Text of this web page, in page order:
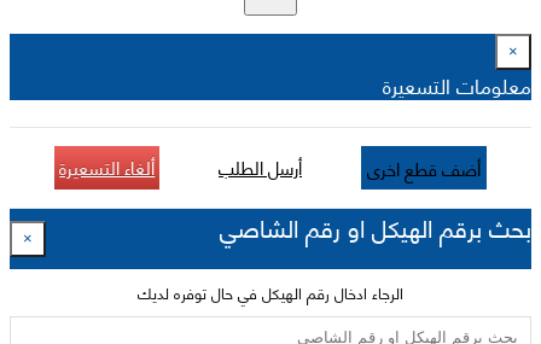
×
معلومات التسعيرة
أضف قطع اخرى أرسل الطلب ألغاء التسعيرة
بحث برقم الهيكل او رقم الشاصي ×
الرجاء ادخال رقم الهيكل في حال توفره لديك